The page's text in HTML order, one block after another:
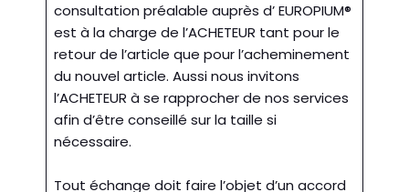
consultation préalable auprès d’ EUROPIUM®
est à la charge de l’ACHETEUR tant pour le
retour de l’article que pour l’acheminement
du nouvel article. Aussi nous invitons
l’ACHETEUR à se rapprocher de nos services
afin d’être conseillé sur la taille si
nécessaire.
Tout échange doit faire l’objet d’un accord